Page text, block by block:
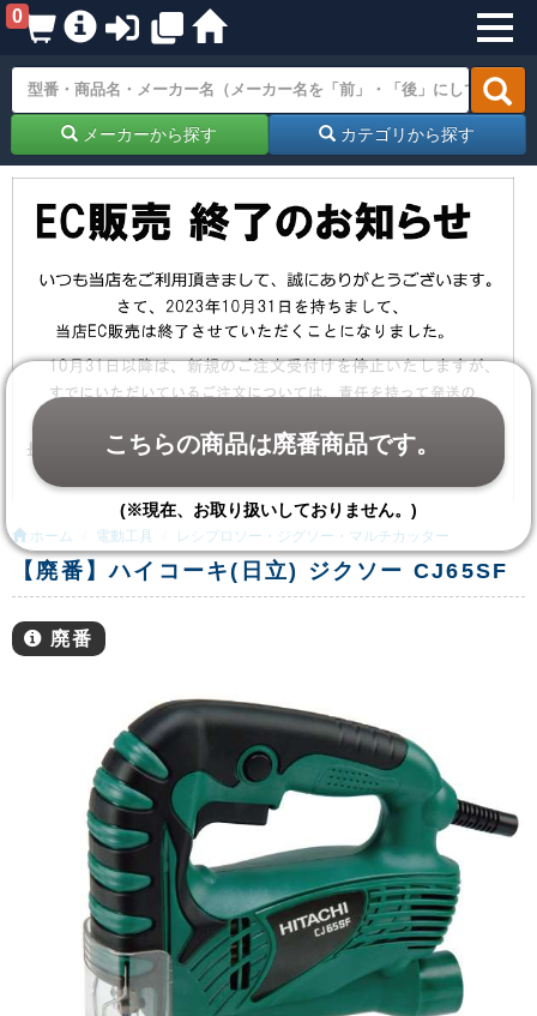
0
メーカーから探す カテゴリから探す
ホーム 電動工具 レシプロソー・ジグソー・マルチカッター
【廃番】ハイコーキ(日立) ジクソー CJ65SF
廃番
こちらの商品は廃番商品です。
(※現在、お取り扱いしておりません。)